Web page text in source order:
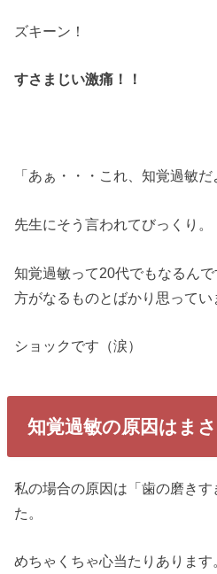
ズキーン！
すさまじい激痛！！
「あぁ・・・これ、知覚過敏だ
先生にそう言われてびっくり。
知覚過敏って20代でもなるん
方がなるものとばかり思ってい
ショックです（涙）
知覚過敏の原因はま
私の場合の原因は「歯の磨き
た。
めちゃくちゃ心当たりあります